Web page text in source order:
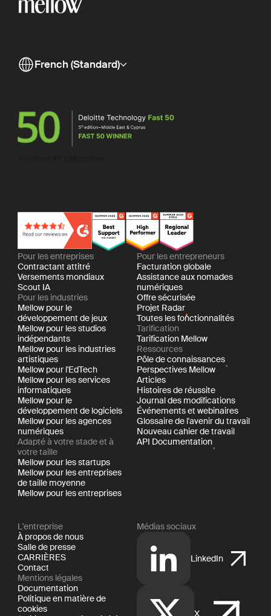
French (Standard)
Pour les entreprises
Contractant attitré
Versements mondiaux
Scout IA
Pour les industries
Mellow pour le
développement de jeux
Mellow pour les studios
indépendants
Mellow pour les industries
artistiques
Mellow pour l'EdTech
Mellow pour les services
informatiques
Mellow pour le
développement de logiciels
Mellow pour les agences
numériques
Adapté à votre stade et à
votre taille
Mellow pour les startups
Mellow pour les entreprises
de taille moyenne
Mellow pour les entreprises
Pour les entrepreneurs
Facturation globale
Assistance aux nomades
numériques
Offre sécurisée
Projet Radar
Toutes les fonctionnalités
Tarification
Tarification Mellow
Ressources
Pôle de connaissances
Perspectives Mellow
Articles
Histoires de réussite
Journal des modifications
Événements et webinaires
Glossaire de l'avenir du travail
Nouveau cahier de travail
API Documentation
L'entreprise
À propos de nous
Salle de presse
CARRIÈRES
Contact
Mentions légales
Documentation
Politique en matière de
cookies
Médias sociaux
LinkedIn
X